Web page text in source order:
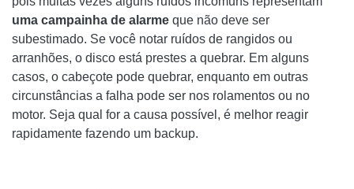
uma campainha de alarme que não deve ser
subestimado. Se você notar ruídos de rangidos ou
arranhões, o disco está prestes a quebrar. Em alguns
casos, o cabeçote pode quebrar, enquanto em outras
circunstâncias a falha pode ser nos rolamentos ou no
motor. Seja qual for a causa possível, é melhor reagir
rapidamente fazendo um backup.